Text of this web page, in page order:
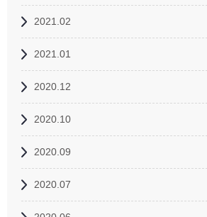
2021.02
2021.01
2020.12
2020.10
2020.09
2020.07